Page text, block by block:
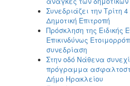
Συνεδριάζει την Τρίτη
Δημοτική Επιτροπή
Πρόσκληση της Ειδικής
Επικινδύνως
συνεδρίαση
Στην οδό Νάθενα
πρόγραμμα
Δήμο Ηρακλείου